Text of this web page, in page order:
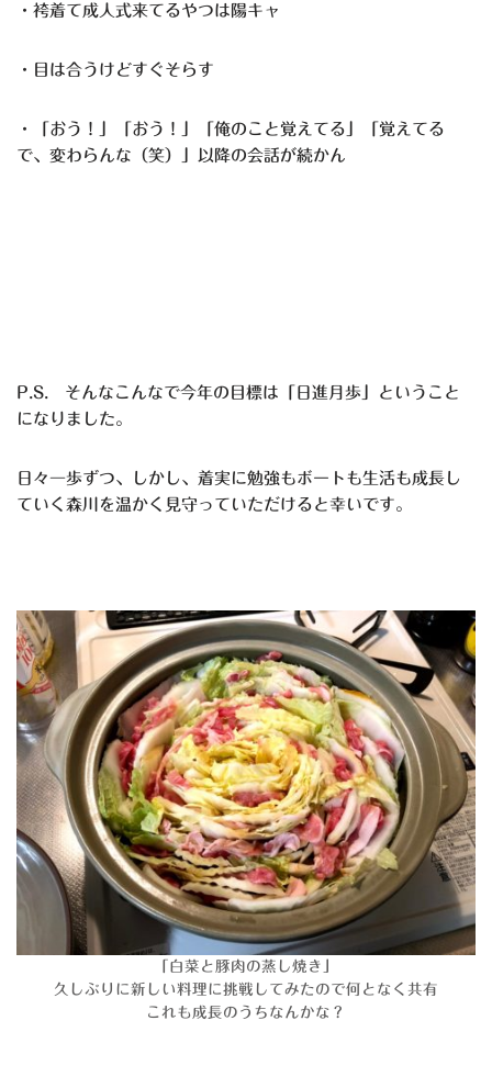
・袴着て成人式来てるやつは陽キャ
・目は合うけどすぐそらす
・「おう！」「おう！」「俺のこと覚えてる」「覚えてる
で、変わらんな（笑）」以降の会話が続かん
P.S. そんなこんなで今年の目標は「日進月歩」ということ
になりました。
日々一歩ずつ、しかし、着実に勉強もボートも生活も成長し
ていく森川を温かく見守っていただけると幸いです。
「白菜と豚肉の蒸し焼き」
久しぶりに新しい料理に挑戦してみたので何となく共有
これも成長のうちなんかな？